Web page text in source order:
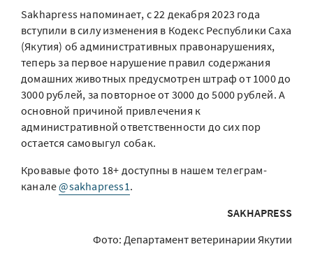
Sakhapress напоминает, с 22 декабря 2023 года
вступили в силу изменения в Кодекс Республики Саха
(Якутия) об административных правонарушениях,
теперь за первое нарушение правил содержания
домашних животных предусмотрен штраф от 1000 до
3000 рублей, за повторное от 3000 до 5000 рублей. А
основной причиной привлечения к
административной ответственности до сих пор
остается самовыгул собак.
Кровавые фото 18+ доступны в нашем телеграм-
канале@sakhapress1.
SAKHAPRESS
Фото: Департамент ветеринарии Якутии